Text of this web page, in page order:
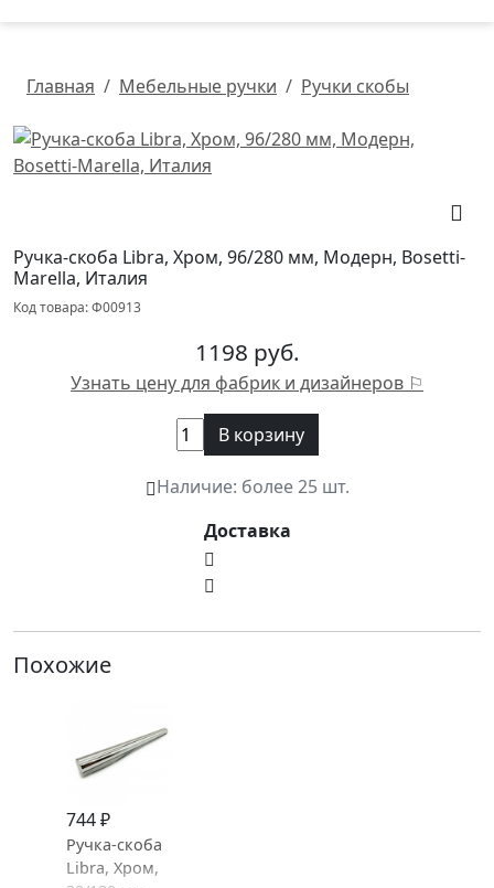
Главная Мебельные ручки Ручки скобы
Ручка-скоба Libra, Хром, 96/280 мм, Модерн, Bosetti-
Marella, Италия
Код товара: Ф00913
1198 руб.
Узнать цену для фабрик и дизайнеров ⚐
В корзину
Наличие: более 25 шт.
Доставка
Похожие
744 ₽
Ручка-скоба
Libra, Хром,